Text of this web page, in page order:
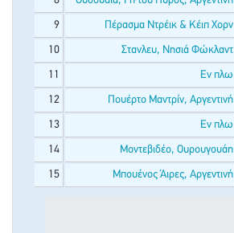
9 Πέρασμα Ντρέικ & Κέιπ Χορν
10 Στανλευ, Νησιά Φώκλαντ
11 Εν πλω
12 Πουέρτο Μαντρίν, Αργεντινή
13 Εν πλω
14 Μοντεβιδέο, Ουρουγουάη
15 Μπουένος Άιρες, Αργεντινή